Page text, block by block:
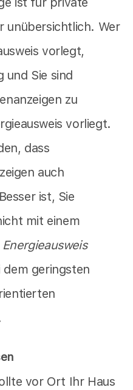
unübersichtlich. Wer
vorlegt,
und Sie sind
zu
vorliegt.
dass
auch
ist, Sie
mit einem
Energieausweis
dem geringsten
vor Ort Ihr Haus